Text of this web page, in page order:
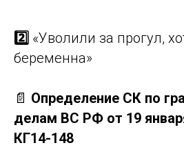
2️⃣ «Уволили за прогул,
беременна»
📄 Определение СК по
делам ВС РФ от 19
КГ14-148